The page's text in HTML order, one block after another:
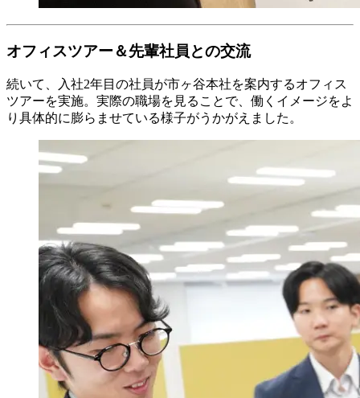
オフィスツアー＆先輩社員との交流
続いて、入社2年目の社員が市ヶ谷本社を案内するオフィス
ツアーを実施。実際の職場を見ることで、働くイメージをよ
り具体的に膨らませている様子がうかがえました。